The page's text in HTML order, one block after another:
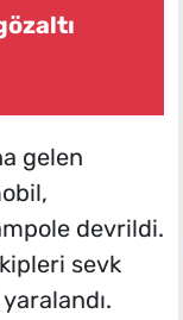
gelen
devrildi.
sevk